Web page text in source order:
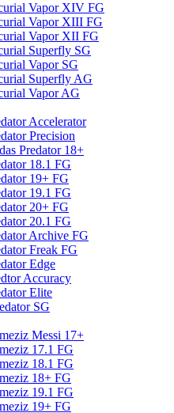
Vapor XIV FG
Vapor XIII FG
Vapor XII FG
Superfly SG
Vapor SG
Superfly AG
Vapor AG
Accelerator
Precision
Predator 18+
18.1 FG
19+ FG
19.1 FG
20+ FG
20.1 FG
Archive FG
Freak FG
Edge
Accuracy
Elite
SG
Messi 17+
17.1 FG
18.1 FG
18+ FG
19.1 FG
19+ FG